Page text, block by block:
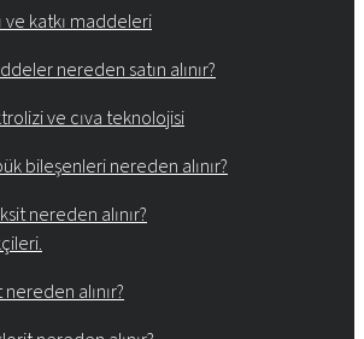
ve katkı maddeleri
nereden satın alınır?
ve cıva teknolojisi
bileşenleri nereden alınır?
nereden alınır?
alınır?